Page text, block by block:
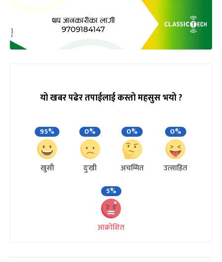
यो खबर पढेर तपाईलाई कस्तो महसुस भयो ?
95%
खुसी
0%
दुःखी
0%
अचम्मित
0%
उत्साहित
5%
आक्रोशित